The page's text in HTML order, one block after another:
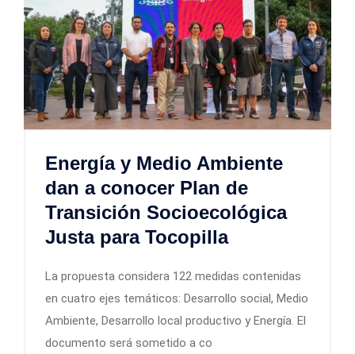
Energía y Medio Ambiente
dan a conocer Plan de
Transición Socioecológica
Justa para Tocopilla
La propuesta considera 122 medidas contenidas
en cuatro ejes temáticos: Desarrollo social, Medio
Ambiente, Desarrollo local productivo y Energía. El
documento será sometido a co